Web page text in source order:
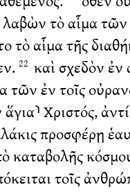
τὸ αἷμα τῶν
τὸ αἷμα τῆς
22 καὶ σχεδὸν ἐν
ἐν τοῖς
ἅγια⸃ Χριστός,
προσφέρῃ
καταβολῆς
τοῖς